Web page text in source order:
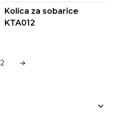
Kolica za sobarice
KTA012
2 →